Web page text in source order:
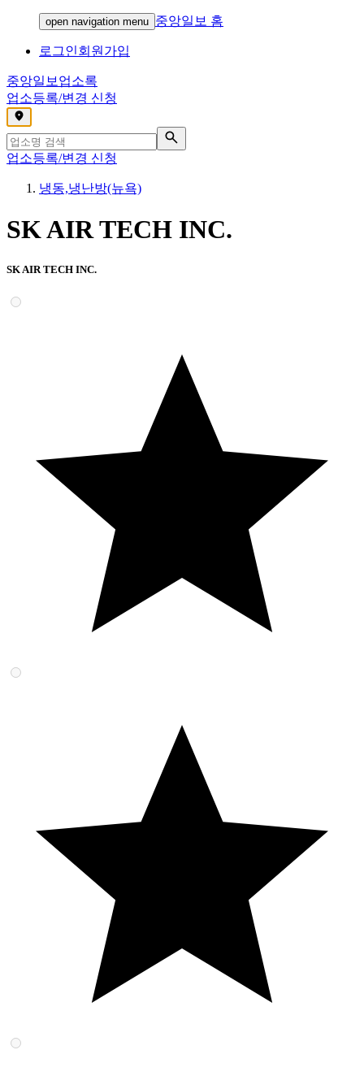
open navigation menu 중앙일보 홈
로그인회원가입
중앙일보 업소록
업소등록/변경 신청
,
업소등록/변경 신청
냉동,냉난방(뉴욕)
SK AIR TECH INC.
SK AIR TECH INC.